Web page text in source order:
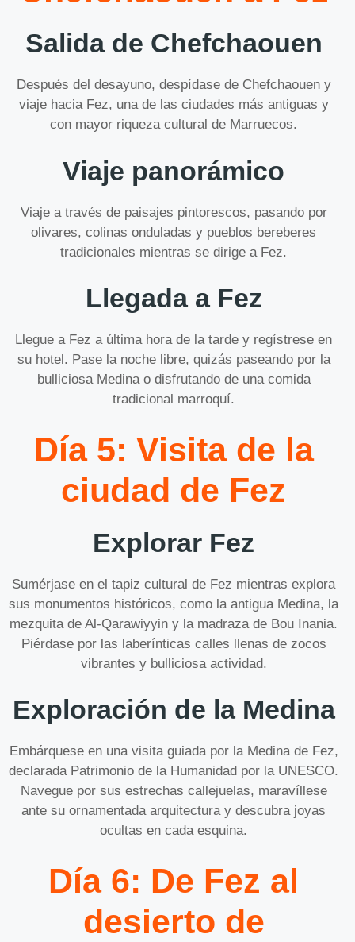
Salida de Chefchaouen
Después del desayuno, despídase de Chefchaouen y
viaje hacia Fez, una de las ciudades más antiguas y
con mayor riqueza cultural de Marruecos.
Viaje panorámico
Viaje a través de paisajes pintorescos, pasando por
olivares, colinas onduladas y pueblos bereberes
tradicionales mientras se dirige a Fez.
Llegada a Fez
Llegue a Fez a última hora de la tarde y regístrese en
su hotel. Pase la noche libre, quizás paseando por la
bulliciosa Medina o disfrutando de una comida
tradicional marroquí.
Día 5: Visita de la
ciudad de Fez
Explorar Fez
Sumérjase en el tapiz cultural de Fez mientras explora
sus monumentos históricos, como la antigua Medina, la
mezquita de Al-Qarawiyyin y la madraza de Bou Inania.
Piérdase por las laberínticas calles llenas de zocos
vibrantes y bulliciosa actividad.
Exploración de la Medina
Embárquese en una visita guiada por la Medina de Fez,
declarada Patrimonio de la Humanidad por la UNESCO.
Navegue por sus estrechas callejuelas, maravíllese
ante su ornamentada arquitectura y descubra joyas
ocultas en cada esquina.
Día 6: De Fez al
desierto de